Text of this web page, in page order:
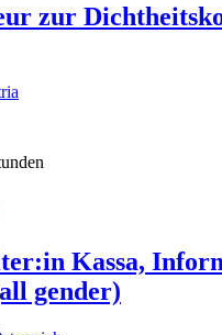
zur
Kassa,
gender)